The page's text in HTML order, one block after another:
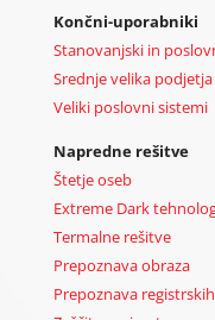
Končni-uporabniki
Stanovanjski in
Srednje velika podjetja
Veliki poslovni sistemi
Napredne rešitve
Štetje oseb
Extreme Dark
Termalne rešitve
Prepoznava obraza
Prepoznava